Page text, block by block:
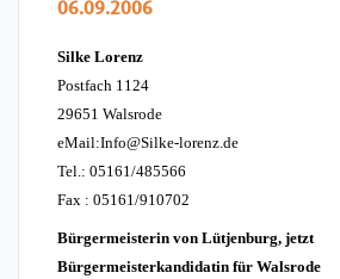
06.09.2006
Silke Lorenz
Postfach 1124
29651 Walsrode
eMail:Info@Silke-lorenz.de
Tel.: 05161/485566
Fax : 05161/910702
Bürgermeisterin von Lütjenburg, jetzt
Bürgermeisterkandidatin für Walsrode